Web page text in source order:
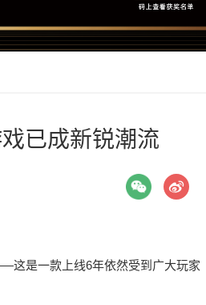
已成新锐潮流
这是一款上线6年依然受到广大玩家